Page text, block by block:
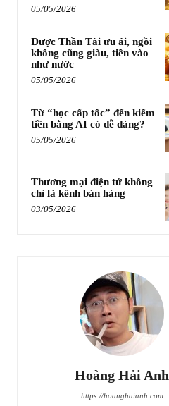
05/05/2026
Được Thần Tài ưu ái, ngồi
không cũng giàu, tiền vào
như nước
05/05/2026
Từ “học cấp tốc” đến kiếm
tiền bằng AI có dễ dàng?
05/05/2026
Thương mại điện tử không
chỉ là kênh bán hàng
03/05/2026
Hoàng Hải Anh
https://hoanghaianh.com